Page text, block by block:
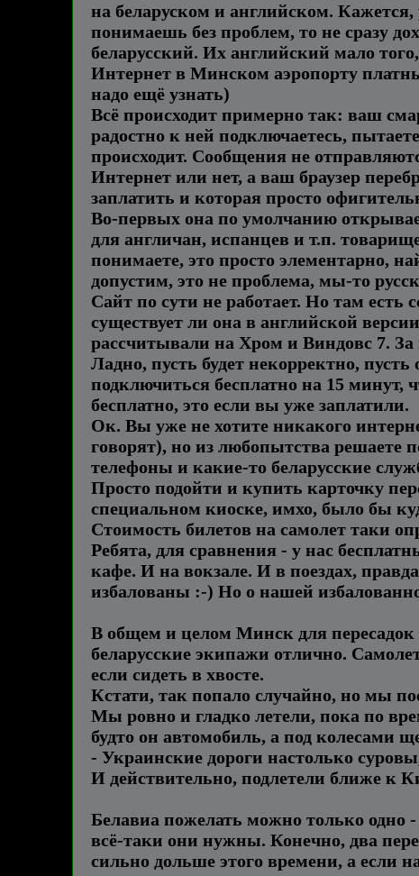
на беларуском и английском.
понимаешь без проблем, то не сразу
беларусский. Их английский мало
Интернет в Минском аэропорту
надо ещё узнать)
Всё происходит примерно так: ваш
радостно к ней подключаетесь,
происходит. Сообщения не
Интернет или нет, а ваш браузер
заплатить и которая просто
Во-первых она по умолчанию
для англичан, испанцев и т.п.
понимаете, это просто элементарно,
допустим, это не проблема, мы-то
Сайт по сути не работает. Но там есть
существует ли она в английской
рассчитывали на Хром и Виндовс 7. За
Ладно, пусть будет некорректно,
подключиться бесплатно на 15 минут,
бесплатно, это если вы уже заплатили.
Ок. Вы уже не хотите никакого
говорят), но из любопытства решаете
телефоны и какие-то беларусские
Просто подойти и купить карточку
специальном киоске, имхо, было бы
Стоимость билетов на самолет таки
Ребята, для сравнения - у нас
кафе. И на вокзале. И в поездах,
избалованы :-) Но о нашей
В общем и целом Минск для
беларусские экипажи отлично.
если сидеть в хвосте.
Кстати, так попало случайно, но мы
Мы ровно и гладко летели, пока по
будто он автомобиль, а под колесами
- Украинские дороги настолько
И действительно, подлетели ближе к
Белавиа пожелать можно только одно -
всё-таки они нужны. Конечно, два
сильно дольше этого времени, а если